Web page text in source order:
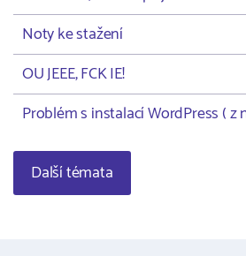
Noty ke stažení
OU JEEE, FCK IE!
Problém s instalací WordPress ( z
Další témata